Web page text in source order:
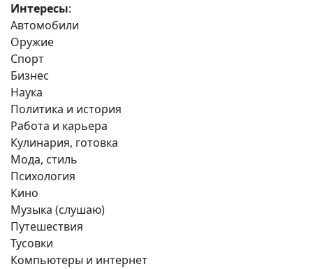
Интересы:
Автомобили
Оружие
Спорт
Бизнес
Наука
Политика и история
Работа и карьера
Кулинария, готовка
Мода, стиль
Психология
Кино
Музыка (слушаю)
Путешествия
Тусовки
Компьютеры и интернет